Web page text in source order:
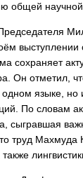
общей
выступлении
сохраняет
Он отметил,
языке, но
По словам
сыгравшая
труд Махмуда